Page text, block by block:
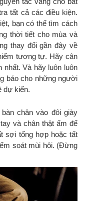
tất cả các điều kiện.
bạn có thể tìm cách
thời tiết cho mùa và
thay đổi gần đây về
tương tự. Hãy cân
nhất. Và hãy luôn luôn
báo cho những người
dự kiến.
chân vào đôi giày
và chân thật ấm để
sợi tổng hợp hoặc tất
soát mùi hôi. (Đừng